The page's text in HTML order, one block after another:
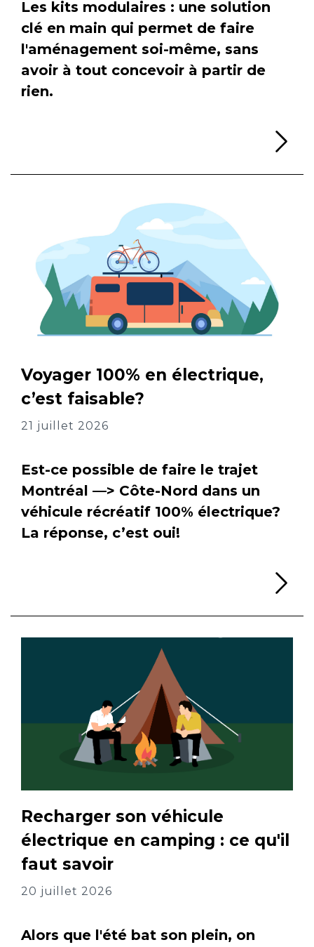
Les kits modulaires : une solution
clé en main qui permet de faire
l'aménagement soi-même, sans
avoir à tout concevoir à partir de
rien.
Voyager 100% en électrique,
c’est faisable?
21 juillet 2026
Est-ce possible de faire le trajet
Montréal —> Côte-Nord dans un
véhicule récréatif 100% électrique?
La réponse, c’est oui!
Recharger son véhicule
électrique en camping : ce qu'il
faut savoir
20 juillet 2026
Alors que l'été bat son plein, on